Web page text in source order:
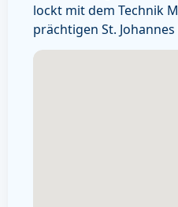
lockt mit dem Technik
prächtigen St. Johannes